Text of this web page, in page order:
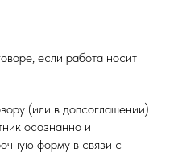
если работа носит
(или в допсоглашении)
осознанно и
форму в связи с